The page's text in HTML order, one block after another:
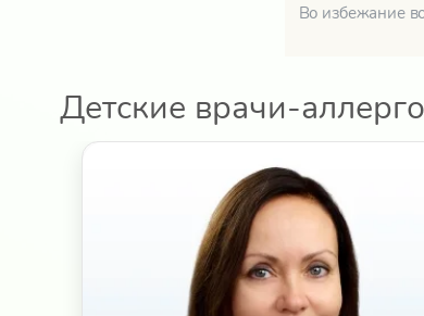
Во избежание
Детские врачи-